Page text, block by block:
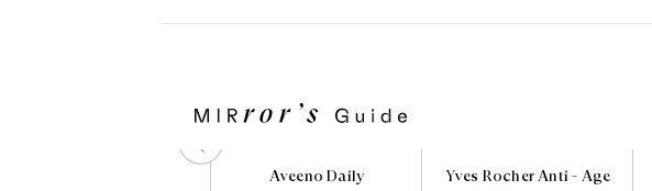
Aveeno Daily
Yves Rocher Anti - Age